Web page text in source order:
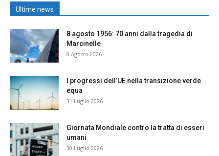
Ultime news
8 agosto 1956: 70 anni dalla tragedia di
Marcinelle
8 Agosto 2026
I progressi dell’UE nella transizione verde
equa
31 Luglio 2026
Giornata Mondiale contro la tratta di esseri
umani
30 Luglio 2026